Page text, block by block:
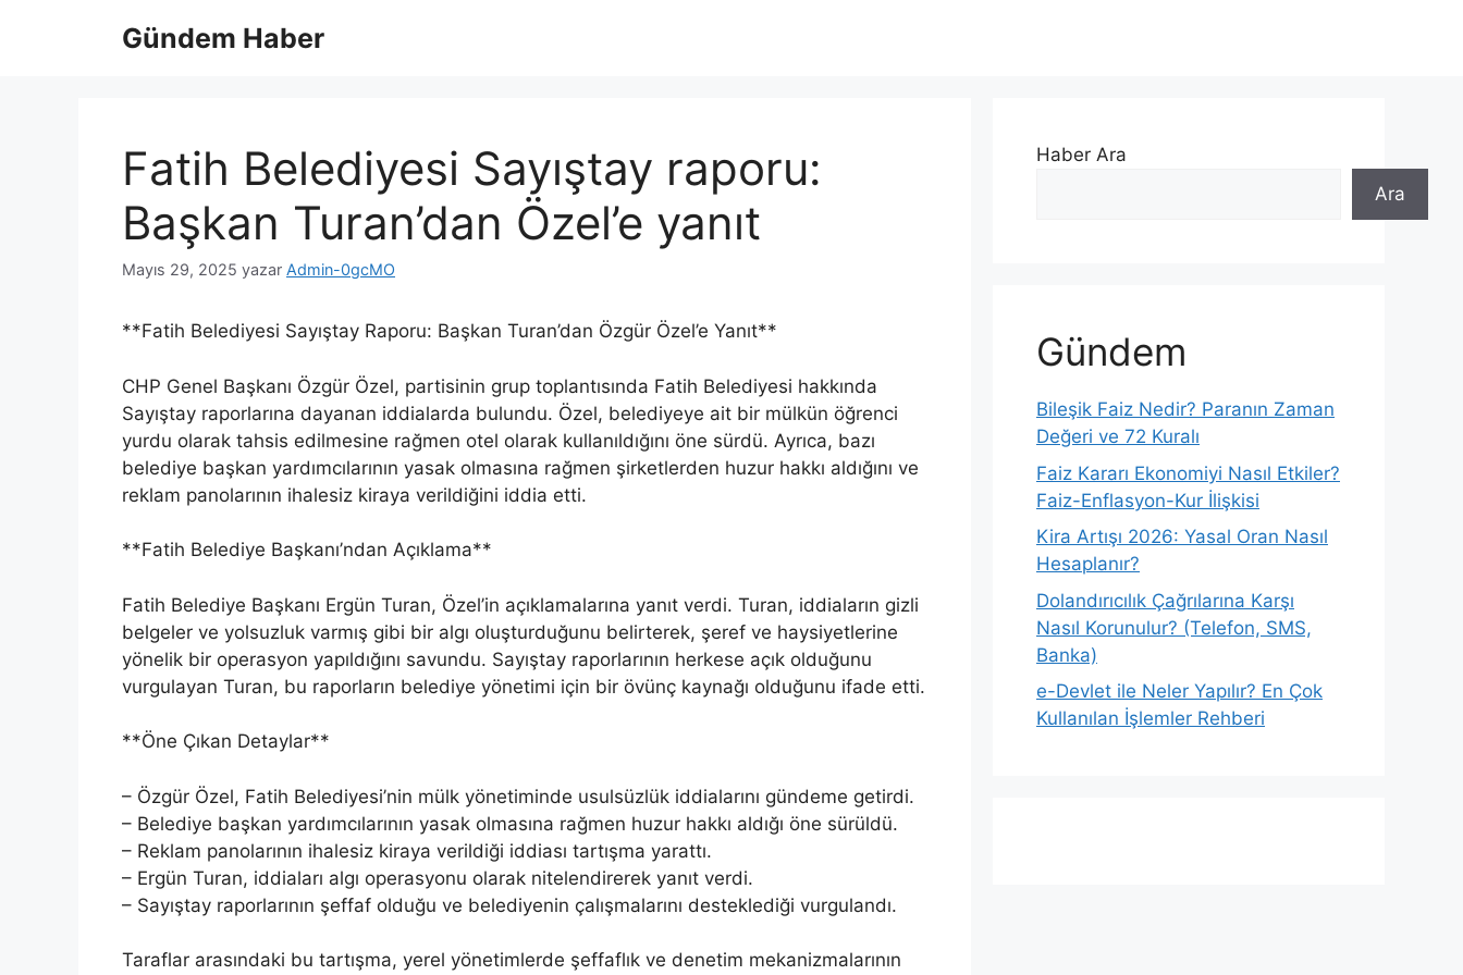
Gündem Haber
Fatih Belediyesi Sayıştay raporu:
Başkan Turan’dan Özel’e yanıt
Mayıs 29, 2025 yazar Admin-0gcMO
**Fatih Belediyesi Sayıştay Raporu: Başkan Turan’dan Özgür Özel’e Yanıt**
CHP Genel Başkanı Özgür Özel, partisinin grup toplantısında Fatih Belediyesi hakkında
Sayıştay raporlarına dayanan iddialarda bulundu. Özel, belediyeye ait bir mülkün öğrenci
yurdu olarak tahsis edilmesine rağmen otel olarak kullanıldığını öne sürdü. Ayrıca, bazı
belediye başkan yardımcılarının yasak olmasına rağmen şirketlerden huzur hakkı aldığını ve
reklam panolarının ihalesiz kiraya verildiğini iddia etti.
**Fatih Belediye Başkanı’ndan Açıklama**
Fatih Belediye Başkanı Ergün Turan, Özel’in açıklamalarına yanıt verdi. Turan, iddiaların gizli
belgeler ve yolsuzluk varmış gibi bir algı oluşturduğunu belirterek, şeref ve haysiyetlerine
yönelik bir operasyon yapıldığını savundu. Sayıştay raporlarının herkese açık olduğunu
vurgulayan Turan, bu raporların belediye yönetimi için bir övünç kaynağı olduğunu ifade etti.
**Öne Çıkan Detaylar**
– Özgür Özel, Fatih Belediyesi’nin mülk yönetiminde usulsüzlük iddialarını gündeme getirdi.
– Belediye başkan yardımcılarının yasak olmasına rağmen huzur hakkı aldığı öne sürüldü.
– Reklam panolarının ihalesiz kiraya verildiği iddiası tartışma yarattı.
– Ergün Turan, iddiaları algı operasyonu olarak nitelendirerek yanıt verdi.
– Sayıştay raporlarının şeffaf olduğu ve belediyenin çalışmalarını desteklediği vurgulandı.
Taraflar arasındaki bu tartışma, yerel yönetimlerde şeffaflık ve denetim mekanizmalarının
Haber Ara
Ara
Gündem
Bileşik Faiz Nedir? Paranın Zaman
Değeri ve 72 Kuralı
Faiz Kararı Ekonomiyi Nasıl Etkiler?
Faiz-Enflasyon-Kur İlişkisi
Kira Artışı 2026: Yasal Oran Nasıl
Hesaplanır?
Dolandırıcılık Çağrılarına Karşı
Nasıl Korunulur? (Telefon, SMS,
Banka)
e-Devlet ile Neler Yapılır? En Çok
Kullanılan İşlemler Rehberi